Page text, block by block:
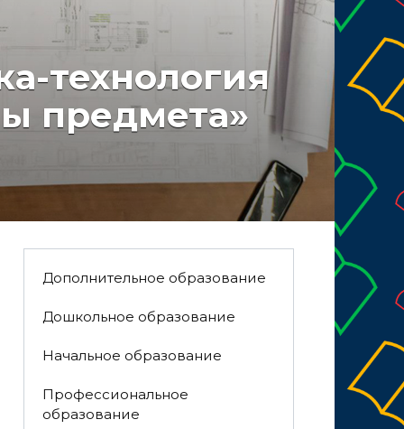
технология
предмета»
Дополнительное образование
Дошкольное образование
Начальное образование
Профессиональное
образование